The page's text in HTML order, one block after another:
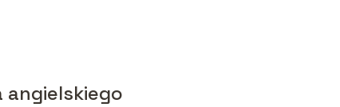
angielskiego